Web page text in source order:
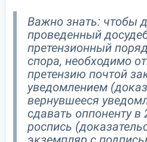
Важно знать: чтобы
проведенный
претензионный
спора, необходимо
претензию почтой
уведомлением
вернувшееся
сдавать оппоненту
роспись